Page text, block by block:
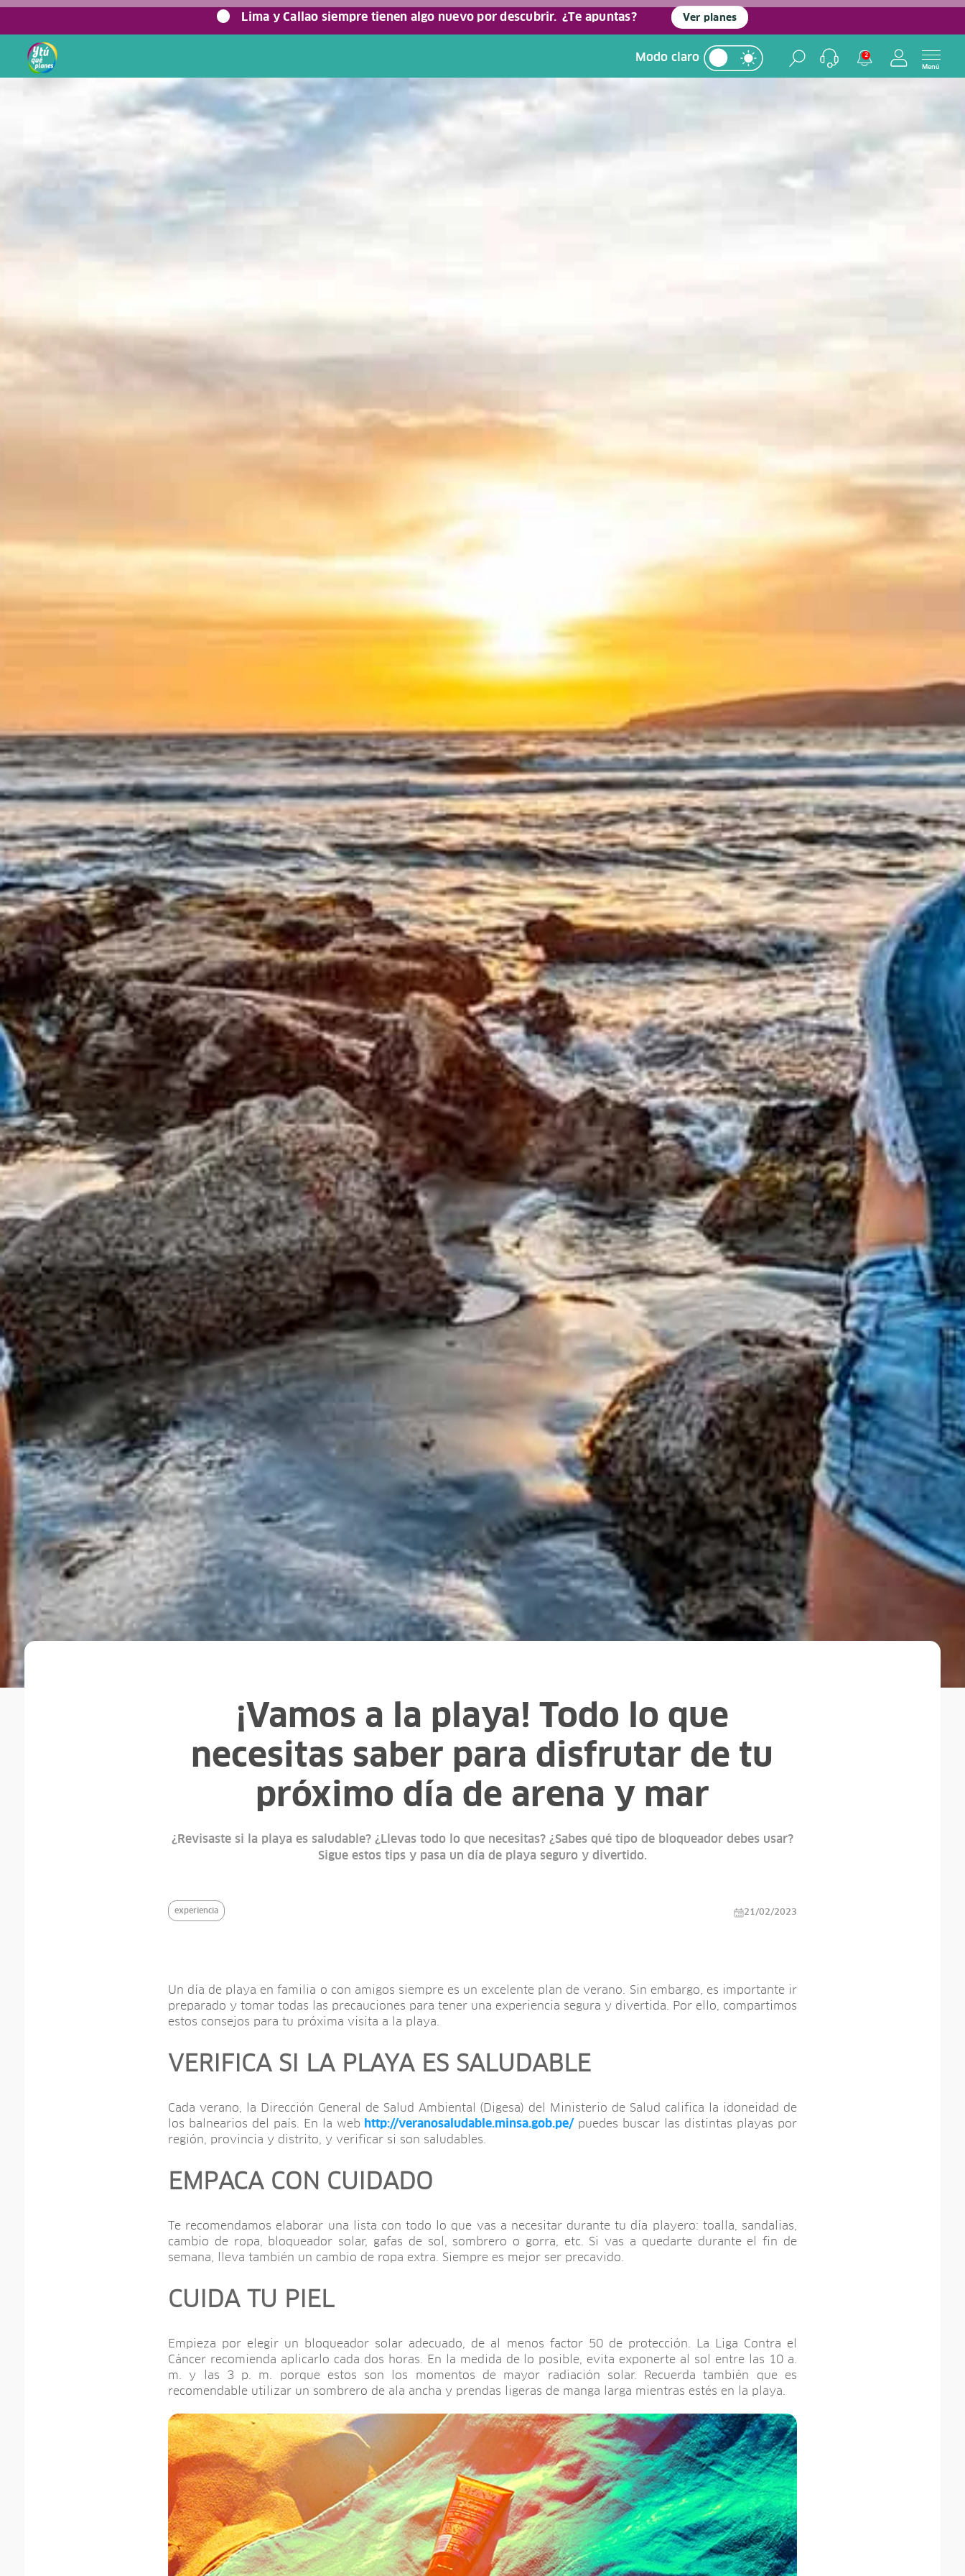
Lima y Callao siempre tienen algo nuevo por descubrir. ¿Te apuntas? Ver planes
Modo claro 2
Menú
Home/Blog viajero
¡Vamos a la playa! Todo lo que
necesitas saber para disfrutar de tu
próximo día de arena y mar
¿Revisaste si la playa es saludable? ¿Llevas todo lo que necesitas? ¿Sabes qué tipo de bloqueador debes usar?
Sigue estos tips y pasa un día de playa seguro y divertido.
experiencia 21/02/2023
Un día de playa en familia o con amigos siempre es un excelente plan de verano. Sin embargo, es importante ir
preparado y tomar todas las precauciones para tener una experiencia segura y divertida. Por ello, compartimos
estos consejos para tu próxima visita a la playa.
VERIFICA SI LA PLAYA ES SALUDABLE
Cada verano, la Dirección General de Salud Ambiental (Digesa) del Ministerio de Salud califica la idoneidad de
los balnearios del país. En la web http://veranosaludable.minsa.gob.pe/ puedes buscar las distintas playas por
región, provincia y distrito, y verificar si son saludables.
EMPACA CON CUIDADO
Te recomendamos elaborar una lista con todo lo que vas a necesitar durante tu día playero: toalla, sandalias,
cambio de ropa, bloqueador solar, gafas de sol, sombrero o gorra, etc. Si vas a quedarte durante el fin de
semana, lleva también un cambio de ropa extra. Siempre es mejor ser precavido.
CUIDA TU PIEL
Empieza por elegir un bloqueador solar adecuado, de al menos factor 50 de protección. La Liga Contra el
Cáncer recomienda aplicarlo cada dos horas. En la medida de lo posible, evita exponerte al sol entre las 10 a.
m. y las 3 p. m. porque estos son los momentos de mayor radiación solar. Recuerda también que es
recomendable utilizar un sombrero de ala ancha y prendas ligeras de manga larga mientras estés en la playa.